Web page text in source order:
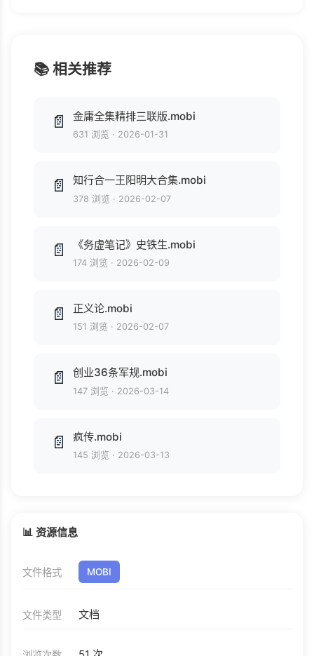
📚 相关推荐
📄 金庸全集精排三联版.mobi
631 浏览 · 2026-01-31
📄 知行合一王阳明大合集.mobi
378 浏览 · 2026-02-07
📄 《务虚笔记》史铁生.mobi
174 浏览 · 2026-02-09
📄 正义论.mobi
151 浏览 · 2026-02-07
📄 创业36条军规.mobi
147 浏览 · 2026-03-14
📄 疯传.mobi
145 浏览 · 2026-03-13
📊 资源信息
文件格式 MOBI
文件类型 文档